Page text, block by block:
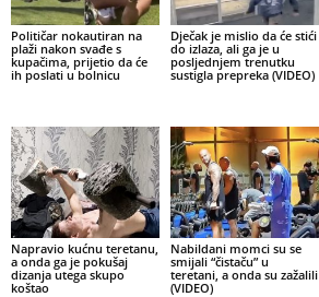
Političar nokautiran na
plaži nakon svađe s
kupačima, prijetio da će
ih poslati u bolnicu
Dječak je mislio da će stići
do izlaza, ali ga je u
posljednjem trenutku
sustigla prepreka (VIDEO)
Napravio kućnu teretanu,
a onda ga je pokušaj
dizanja utega skupo
koštao
Nabildani momci su se
smijali “čistaču” u
teretani, a onda su zažalili
(VIDEO)